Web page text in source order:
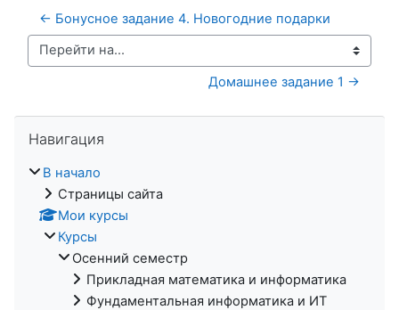
← Бонусное задание 4. Новогодние подарки
Перейти на...
Домашнее задание 1 →
Навигация
В начало
Страницы сайта
Мои курсы
Курсы
Осенний семестр
Прикладная математика и информатика
Фундаментальная информатика и ИТ